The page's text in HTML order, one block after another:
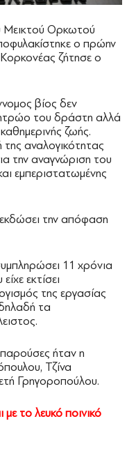
Μεικτού Ορκωτού
ο πρώην
ζήτησε ο
βίος δεν
του δράστη αλλά
ζωής.
αναλογικότητας
την αναγνώριση του
εμπεριστατωμένης
την απόφαση
11 χρόνια
εκτίσει
της εργασίας
τα
ήταν η
Τζίνα
Γρηγοροπούλου.
το λευκό ποινικό